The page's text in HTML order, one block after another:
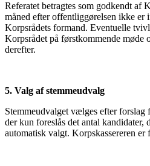
Referatet betragtes som godkendt af
måned efter offentliggørelsen ikke er
Korpsrådets formand. Eventuelle
Korpsrådet på førstkommende møde
derefter.
5. Valg af stemmeudvalg
Stemmeudvalget vælges efter forslag
der kun foreslås det antal kandidater,
automatisk valgt. Korpskassereren er